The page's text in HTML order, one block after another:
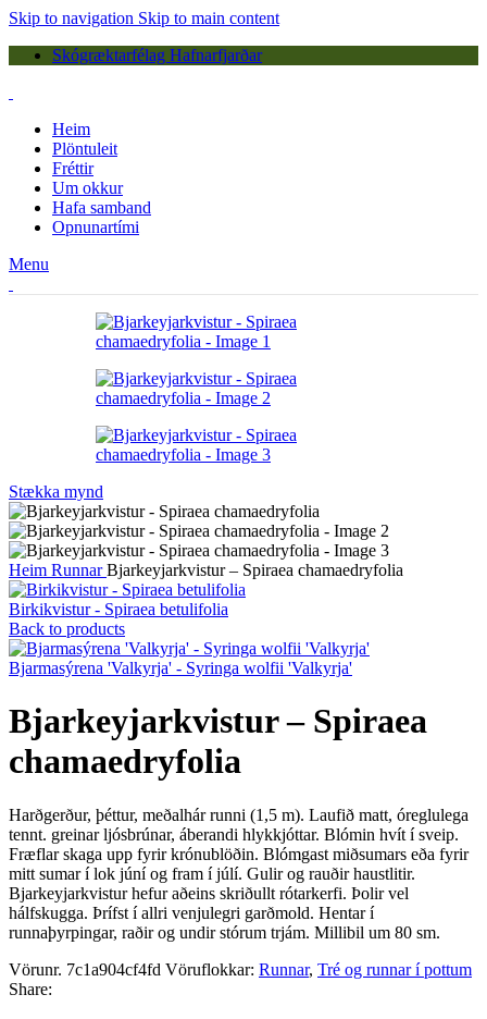
Skip to navigation Skip to main content
Skógræktarfélag Hafnarfjarðar
Heim
Plöntuleit
Fréttir
Um okkur
Hafa samband
Opnunartími
Menu
Stækka mynd
Heim RunnarBjarkeyjarkvistur – Spiraea chamaedryfolia
Birkikvistur - Spiraea betulifolia
Back to products
Bjarmasýrena 'Valkyrja' - Syringa wolfii 'Valkyrja'
Bjarkeyjarkvistur – Spiraea
chamaedryfolia
Harðgerður, þéttur, meðalhár runni (1,5 m). Laufið matt, óreglulega
tennt. greinar ljósbrúnar, áberandi hlykkjóttar. Blómin hvít í sveip.
Fræflar skaga upp fyrir krónublöðin. Blómgast miðsumars eða fyrir
mitt sumar í lok júní og fram í júlí. Gulir og rauðir haustlitir.
Bjarkeyjarkvistur hefur aðeins skriðullt rótarkerfi. Þolir vel
hálfskugga. Þrífst í allri venjulegri garðmold. Hentar í
runnaþyrpingar, raðir og undir stórum trjám. Millibil um 80 sm.
Vörunr. 7c1a904cf4fd Vöruflokkar: Runnar, Tré og runnar í pottum
Share: